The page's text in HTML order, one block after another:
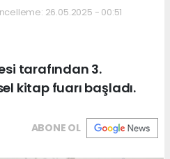
26.05.2025 - 00:51
tarafından 3.
kitap fuarı başladı.
ABONE OL